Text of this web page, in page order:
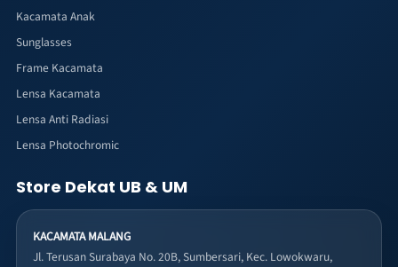
Kacamata Anak
Sunglasses
Frame Kacamata
Lensa Kacamata
Lensa Anti Radiasi
Lensa Photochromic
Store Dekat UB & UM
KACAMATA MALANG
Jl. Terusan Surabaya No. 20B, Sumbersari, Kec. Lowokwaru,